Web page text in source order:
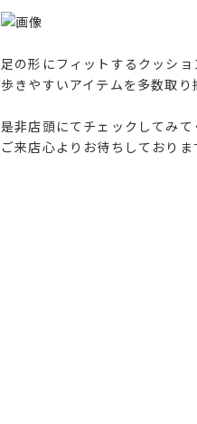
足の形にフィットするクッショ
歩きやすいアイテムを多数取り
是非店頭にてチェックしてみて
ご来店心よりお待ちしておりま